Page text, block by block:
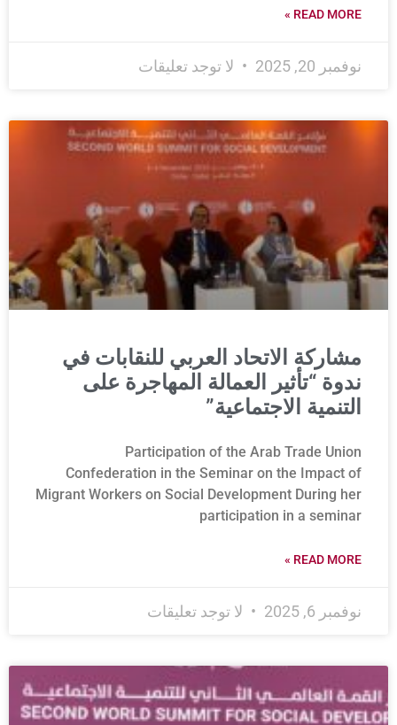
READ MORE »
نوفمبر 20, 2025 لا توجد تعليقات
مشاركة الاتحاد العربي للنقابات في
ندوة “تأثير العمالة المهاجرة على
التنمية الاجتماعية”
Participation of the Arab Trade Union
Confederation in the Seminar on the Impact of
Migrant Workers on Social Development During her
participation in a seminar
READ MORE »
نوفمبر 6, 2025 لا توجد تعليقات